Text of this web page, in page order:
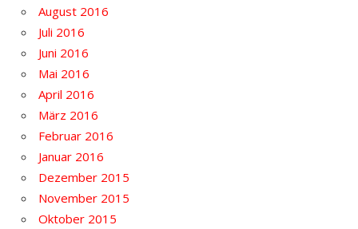
August 2016
Juli 2016
Juni 2016
Mai 2016
April 2016
März 2016
Februar 2016
Januar 2016
Dezember 2015
November 2015
Oktober 2015